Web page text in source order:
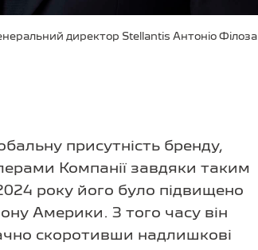
директор Stellantis Антоніо Філоза
присутність бренду,
Компанії завдяки таким
року його було підвищено
Америки. З того часу він
скоротивши надлишкові